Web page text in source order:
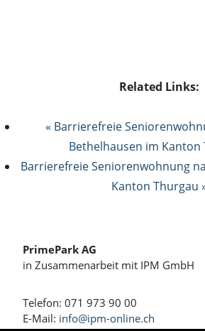
Related Links:
« Barrierefreie
Bethelhausen im Kanton
Barrierefreie Seniorenwohnung
Kanton Thurgau
PrimePark AG
in Zusammenarbeit mit IPM GmbH
Telefon: 071 973 90 00
E-Mail: info@ipm-online.ch